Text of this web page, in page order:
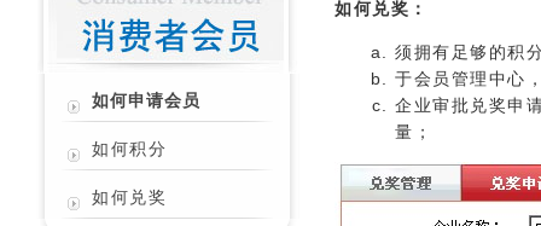
如何申请会员
如何积分
如何兑奖
如何兑奖：
须拥有足够的积
于会员管理中心
企业审批兑奖申
量；